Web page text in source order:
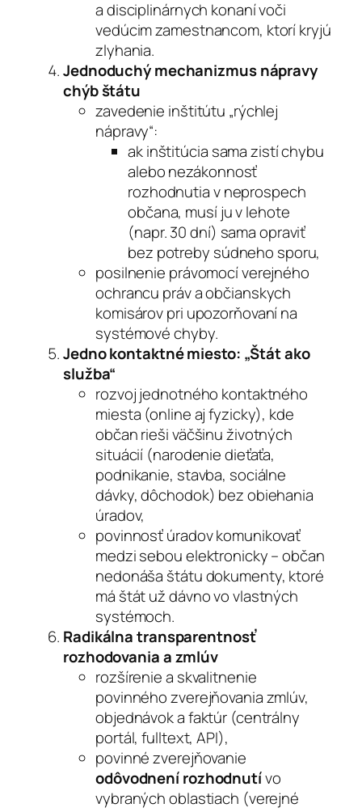
a disciplinárnych konaní voči
vedúcim zamestnancom, ktorí kryjú
zlyhania.
Jednoduchý mechanizmus nápravy
chýb štátu
zavedenie inštitútu „rýchlej
nápravy“:
ak inštitúcia sama zistí chybu
alebo nezákonnosť
rozhodnutia v neprospech
občana, musí ju v lehote
(napr. 30 dní) sama opraviť
bez potreby súdneho sporu,
posilnenie právomocí verejného
ochrancu práv a občianskych
komisárov pri upozorňovaní na
systémové chyby.
Jedno kontaktné miesto: „Štát ako
služba“
rozvoj jednotného kontaktného
miesta (online aj fyzicky), kde
občan rieši väčšinu životných
situácií (narodenie dieťaťa,
podnikanie, stavba, sociálne
dávky, dôchodok) bez obiehania
úradov,
povinnosť úradov komunikovať
medzi sebou elektronicky – občan
nedonáša štátu dokumenty, ktoré
má štát už dávno vo vlastných
systémoch.
Radikálna transparentnosť
rozhodovania a zmlúv
rozšírenie a skvalitnenie
povinného zverejňovania zmlúv,
objednávok a faktúr (centrálny
portál, fulltext, API),
povinné zverejňovanie
odôvodnení rozhodnutívo
vybraných oblastiach (verejné